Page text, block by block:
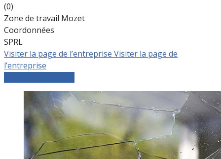
(0)
Zone de travail Mozet
Coordonnées
SPRL
Visiter la page de l’entreprise Visiter la page de
l’entreprise